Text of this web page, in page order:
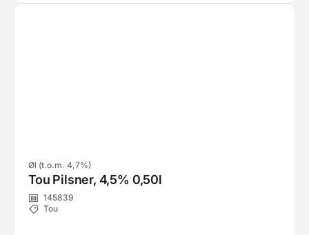
Øl (t.o.m. 4,7%)
Tou Pilsner, 4,5% 0,50l
145839
Tou